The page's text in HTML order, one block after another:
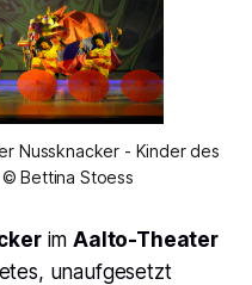
Nussknacker - Kinder des
Bettina Stoess
imAalto-Theater
unaufgesetzt